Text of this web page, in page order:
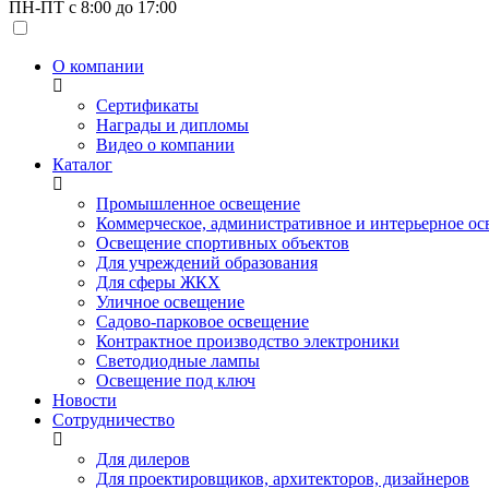
ПН-ПТ с 8:00 до 17:00
О компании
Сертификаты
Награды и дипломы
Видео о компании
Каталог
Промышленное освещение
Коммерческое, административное и интерьерное
Освещение спортивных объектов
Для учреждений образования
Для сферы ЖКХ
Уличное освещение
Садово-парковое освещение
Контрактное производство электроники
Светодиодные лампы
Освещение под ключ
Новости
Сотрудничество
Для дилеров
Для проектировщиков, архитекторов, дизайнеров